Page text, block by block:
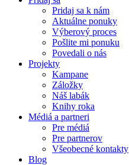
Pridaj sa k nám
Aktuálne ponuky
Výberový proces
Pošlite mi ponuku
Povedali o nás
Projekty
Kampane
Záložky
Náš labák
Knihy roka
Médiá a partneri
Pre médiá
Pre partnerov
Všeobecné kontakty
Blog